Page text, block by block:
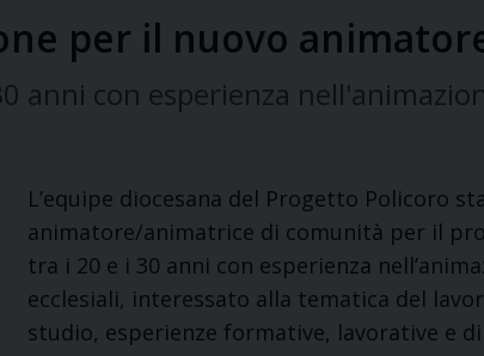
per il nuovo
anni con esperienza
L’equipe diocesana del Progetto Policoro
animatore/animatrice di comunità per il
tra i 20 e i 30 anni con esperienza
ecclesiali, interessato alla tematica del
studio, esperienze formative, lavorative e